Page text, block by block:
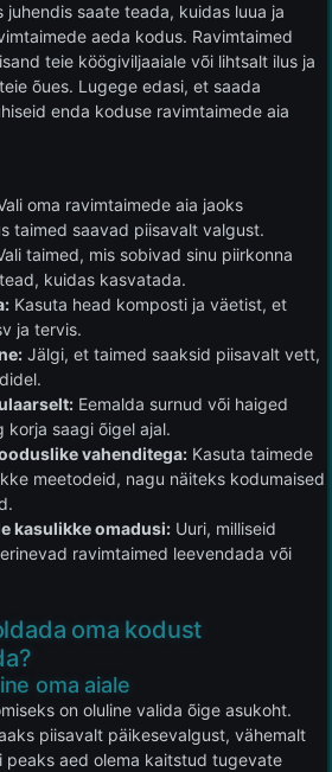
juhendis saate teada, kuidas luua ja
aeda kodus. Ravimtaimed
teie köögiviljaaiale või lihtsalt ilus ja
õues. Lugege edasi, et saada
enda koduse ravimtaimede aia
oma ravimtaimede aia jaoks
taimed saavad piisavalt valgust.
taimed, mis sobivad sinu piirkonna
kuidas kasvatada.
Kasuta head komposti ja väetist, et
ja tervis.
Jälgi, et taimed saaksid piisavalt vett,
Eemalda surnud või haiged
korja saagi õigel ajal.
vahenditega: Kasuta taimede
meetodeid, nagu näiteks kodumaised
kasulikke omadusi: Uuri, milliseid
ravimtaimed leevendada või
oma kodust
oma aiale
on oluline valida õige asukoht.
piisavalt päikesevalgust, vähemalt
peaks aed olema kaitstud tugevate